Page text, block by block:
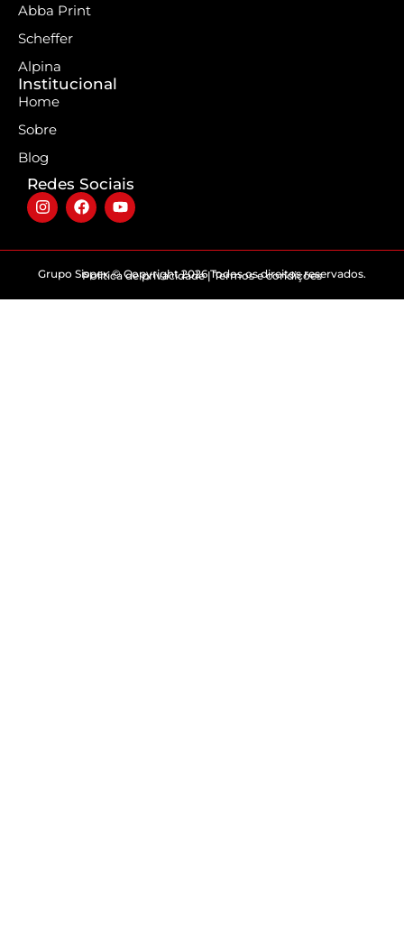
Abba Print
Scheffer
Alpina
Institucional
Home
Sobre
Blog
Redes Sociais
Grupo Sispex © Copyright 2026 Todos os direitos reservados.
Politica de privacidade | Termos e condições